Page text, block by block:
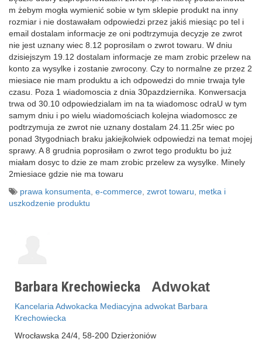
m żebym mogła wymienić sobie w tym sklepie produkt na inny
rozmiar i nie dostawałam odpowiedzi przez jakiś miesiąc po tel i
email dostalam informacje ze oni podtrzymuja decyzje ze zwrot
nie jest uznany wiec 8.12 poprosilam o zwrot towaru. W dniu
dzisiejszym 19.12 dostalam informacje ze mam zrobic przelew na
konto za wysylke i zostanie zwrocony. Czy to normalne ze przez 2
miesiace nie mam produktu a ich odpowedzi do mnie trwaja tyle
czasu. Poza 1 wiadomoscia z dnia 30pazdziernika. Konwersacja
trwa od 30.10 odpowiedzialam im na ta wiadomosc odraU w tym
samym dniu i po wielu wiadomościach kolejna wiadomoscc ze
podtrzymuja ze zwrot nie uznany dostalam 24.11.25r wiec po
ponad 3tygodniach braku jakiejkolwiek odpowiedzi na temat mojej
sprawy. A 8 grudnia poprosiłam o zwrot tego produktu bo już
miałam dosyc to dzie ze mam zrobic przelew za wysylke. Minely
2miesiace gdzie nie ma towaru
prawa konsumenta e-commerce zwrot towaru
metka i
uszkodzenie produktu
Barbara Krechowiecka Adwokat
Kancelaria Adwokacka Mediacyjna adwokat Barbara
Krechowiecka
Wrocławska 24/4, 58-200 Dzierżoniów